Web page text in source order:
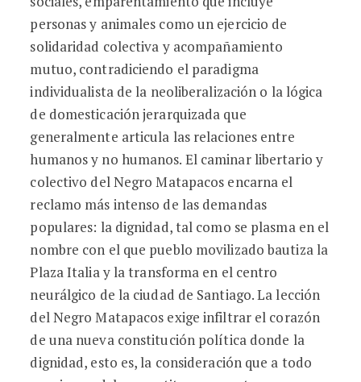
personas y animales como un ejercicio de
solidaridad colectiva y acompañamiento
mutuo, contradiciendo el paradigma
individualista de la neoliberalización o la lógica
de domesticación jerarquizada que
generalmente articula las relaciones entre
humanos y no humanos. El caminar libertario y
colectivo del Negro Matapacos encarna el
reclamo más intenso de las demandas
populares: la dignidad, tal como se plasma en el
nombre con el que pueblo movilizado bautiza la
Plaza Italia y la transforma en el centro
neurálgico de la ciudad de Santiago. La lección
del Negro Matapacos exige infiltrar el corazón
de una nueva constitución política donde la
dignidad, esto es, la consideración que a todo